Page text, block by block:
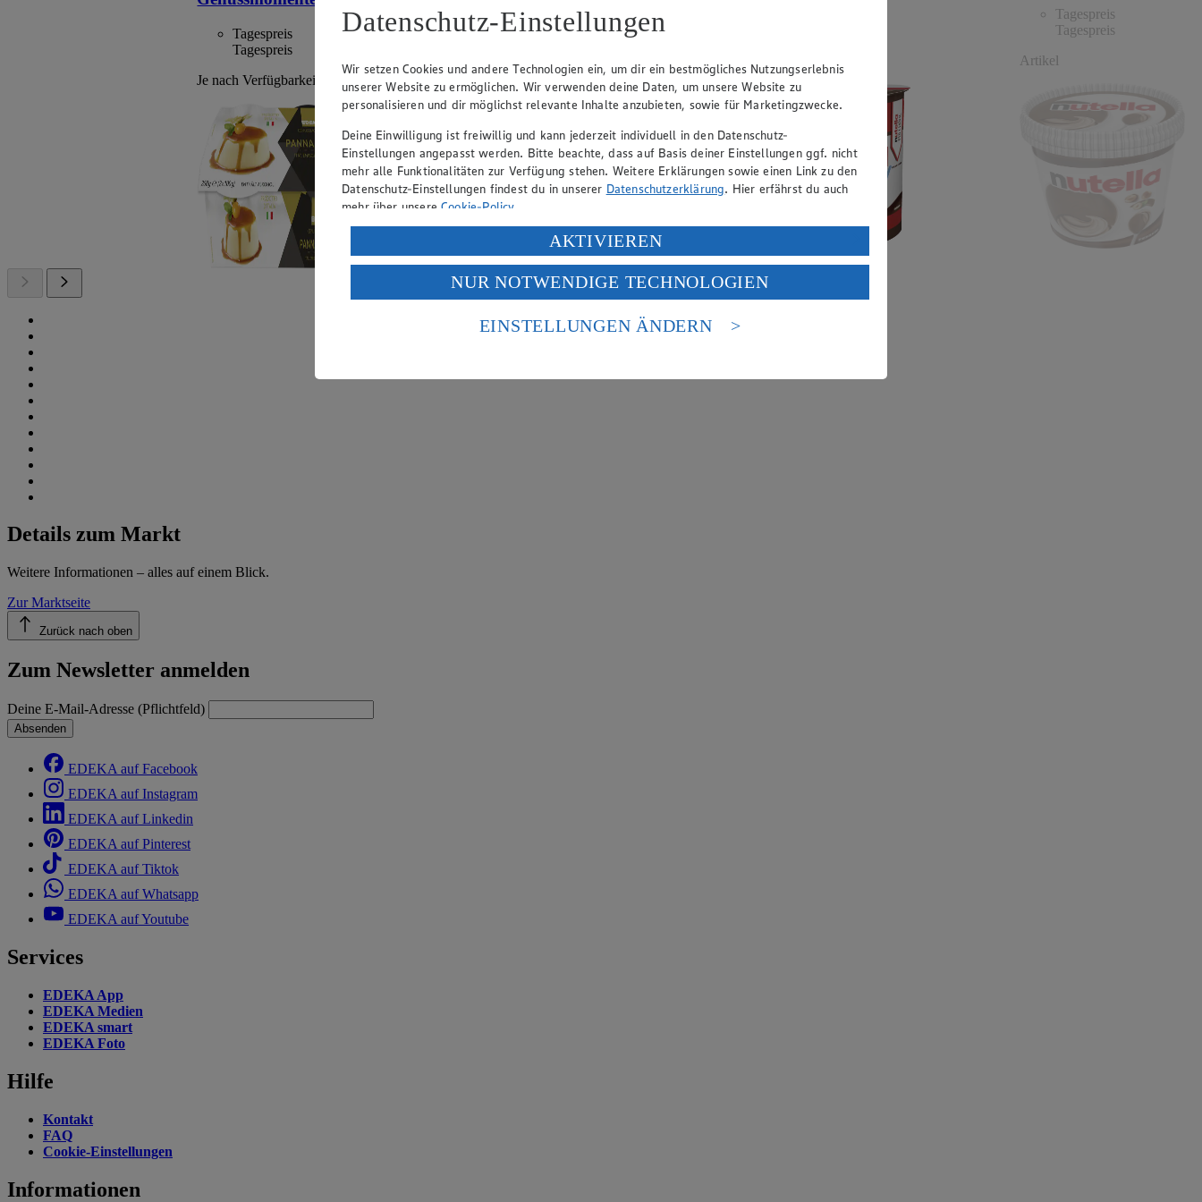
Tagespreis
Tagespreis
Je nach Verfügbarkeit des Marktes.
Tagespreis
Tagespreis
Tagespreis
Tagespreis
Artikel
Details zum Markt
Weitere Informationen – alles auf einem Blick.
Zur Marktseite
Zurück nach oben
Zum Newsletter anmelden
Deine E-Mail-Adresse (Pflichtfeld)
Absenden
EDEKA auf Facebook
EDEKA auf Instagram
EDEKA auf Linkedin
EDEKA auf Pinterest
EDEKA auf Tiktok
EDEKA auf Whatsapp
EDEKA auf Youtube
Services
EDEKA App
EDEKA Medien
EDEKA smart
EDEKA Foto
Hilfe
Kontakt
FAQ
Cookie-Einstellungen
Informationen
Datenschutz-Einstellungen
Wir setzen Cookies und andere Technologien ein, um dir ein bestmögliches Nutzungserlebnis
unserer Website zu ermöglichen. Wir verwenden deine Daten, um unsere Website zu
personalisieren und dir möglichst relevante Inhalte anzubieten, sowie für Marketingzwecke.
Deine Einwilligung ist freiwillig und kann jederzeit individuell in den Datenschutz-
Einstellungen angepasst werden. Bitte beachte, dass auf Basis deiner Einstellungen ggf. nicht
mehr alle Funktionalitäten zur Verfügung stehen. Weitere Erklärungen sowie einen Link zu den
Datenschutz-Einstellungen findest du in unserer Datenschutzerklärung. Hier erfährst du auch
mehr über unsereCookie-Policy.
Verarbeitung deiner personenbezogenen Daten in den USA durch Facebook und YouTube:
Wenn du auf „Aktivieren“ klickst, willigst du im Sinne des Art. 49 Abs. 1 Satz 1 lit. a) DSGVO
ein, dass deine Daten in den USA verarbeitet werden. Der EuGH sieht die USA als Land mit
einem nach europäischen Standards nicht angemessenen Datenschutzniveau an. Es besteht das
Risiko eines Zugriffs durch US-amerikanische Behörden.
AKTIVIEREN
NUR NOTWENDIGE TECHNOLOGIEN
EINSTELLUNGEN ÄNDERN